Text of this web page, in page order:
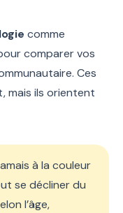
comme
comparer vos
Ces
mais ils orientent
à la couleur
se décliner du
l’âge,